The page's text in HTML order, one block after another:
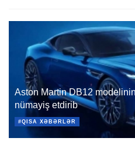
Aston Martin DB12
nümayiş etdirib
#QISA XƏBƏRLƏR